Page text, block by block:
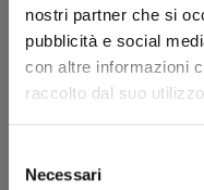
nostri partner che si
pubblicità e social
con altre informazioni
raccolto dal suo
delNecessari